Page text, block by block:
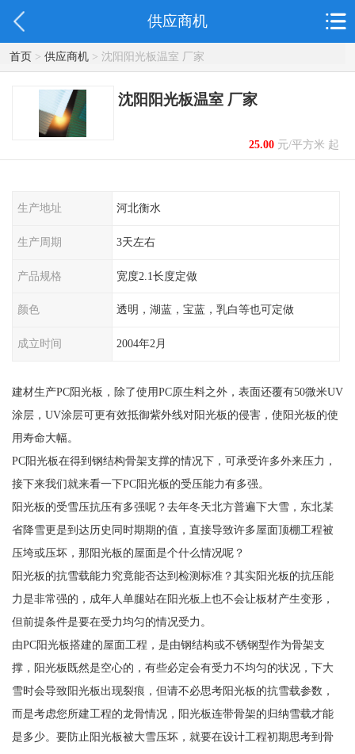
供应商机
首页> 供应商机> 沈阳阳光板温室 厂家
沈阳阳光板温室 厂家
25.00元/平方米 起
生产地址 河北衡水
生产周期 3天左右
产品规格 宽度2.1长度定做
颜色 透明，湖蓝，宝蓝，乳白等也可定做
成立时间 2004年2月
建材生产PC阳光板，除了使用PC原生料之外，表面还覆有50微米UV
涂层，UV涂层可更有效抵御紫外线对阳光板的侵害，使阳光板的使
用寿命大幅。
PC阳光板在得到钢结构骨架支撑的情况下，可承受许多外来压力，
接下来我们就来看一下PC阳光板的受压能力有多强。
阳光板的受雪压抗压有多强呢？去年冬天北方普遍下大雪，东北某
省降雪更是到达历史同时期期的值，直接导致许多屋面顶棚工程被
压垮或压坏，那阳光板的屋面是个什么情况呢？
阳光板的抗雪载能力究竟能否达到检测标准？其实阳光板的抗压能
力是非常强的，成年人单腿站在阳光板上也不会让板材产生变形，
但前提条件是要在受力均匀的情况受力。
由PC阳光板搭建的屋面工程，是由钢结构或不锈钢型作为骨架支
撑，阳光板既然是空心的，有些必定会有受力不均匀的状况，下大
雪时会导致阳光板出现裂痕，但请不必思考阳光板的抗雪载参数，
而是考虑您所建工程的龙骨情况，阳光板连带骨架的归纳雪载才能
是多少。要防止阳光板被大雪压坏，就要在设计工程初期思考到骨